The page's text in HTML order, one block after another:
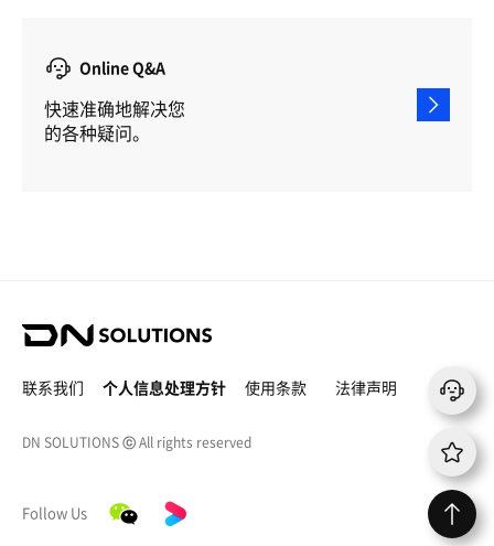
Online Q&A
快速准确地解决您
的各种疑问。
D
S
o
u
o
联系我们 个人信息处理方针 使用条款 法律声明
DN SOLUTIONS ⓒ All rights reserved
Follow Us
信